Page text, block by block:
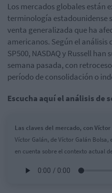
Los mercados globales están
terminología estadounidense
venta generalizada que ha
americanos. Según el análisis
SP500, NASDAQ y Russell
semana pasada, con
período de consolidación o
Escucha aquí el análisis de
Las claves del mercado, con Víctor
Víctor Galán, de Víctor Galán
en cuenta sobre el contexto actual